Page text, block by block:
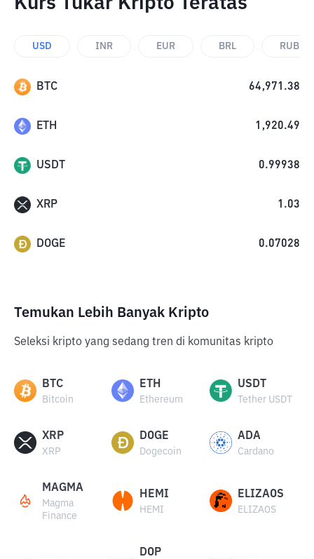
USD INR EUR BRL RUB
BTC 64,971.38
ETH 1,920.49
USDT 0.99938
XRP 1.03
DOGE 0.07028
Temukan Lebih Banyak Kripto
Seleksi kripto yang sedang tren di komunitas kripto
BTC
Bitcoin
ETH
Ethereum
USDT
Tether USDT
XRP
XRP
DOGE
Dogecoin
ADA
Cardano
MAGMA
Magma
Finance
HEMI
HEMI
ELIZAOS
ELIZAOS
DOP